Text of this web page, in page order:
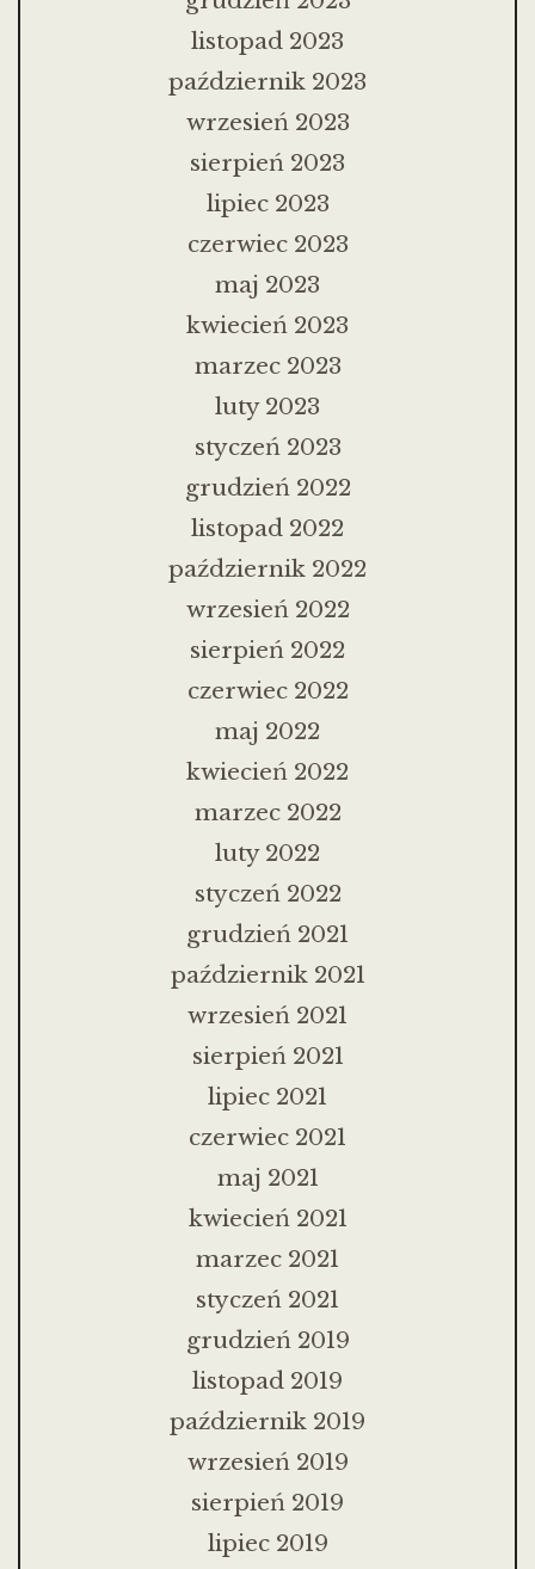
listopad 2023
październik 2023
wrzesień 2023
sierpień 2023
lipiec 2023
czerwiec 2023
maj 2023
kwiecień 2023
marzec 2023
luty 2023
styczeń 2023
grudzień 2022
listopad 2022
październik 2022
wrzesień 2022
sierpień 2022
czerwiec 2022
maj 2022
kwiecień 2022
marzec 2022
luty 2022
styczeń 2022
grudzień 2021
październik 2021
wrzesień 2021
sierpień 2021
lipiec 2021
czerwiec 2021
maj 2021
kwiecień 2021
marzec 2021
styczeń 2021
grudzień 2019
listopad 2019
październik 2019
wrzesień 2019
sierpień 2019
lipiec 2019